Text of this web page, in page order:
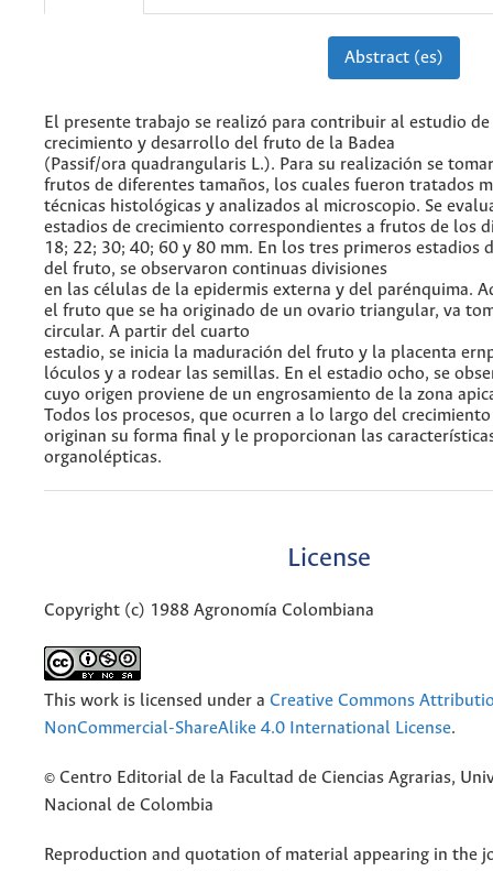
Abstract (es)
El presente trabajo se realizó para contribuir al estudio
crecimiento y desarrollo del fruto de la Badea
(Passif/ora quadrangularis L.). Para su realización se
frutos de diferentes tamaños, los cuales fueron tratados
técnicas histológicas y analizados al microscopio. Se
estadios de crecimiento correspondientes a frutos de los
18; 22; 30; 40; 60 y 80 mm. En los tres primeros estadios
del fruto, se observaron continuas divisiones
en las células de la epidermis externa y del parénquima.
el fruto que se ha originado de un ovario triangular, va
circular. A partir del cuarto
estadio, se inicia la maduración del fruto y la placenta
lóculos y a rodear las semillas. En el estadio ocho, se
cuyo origen proviene de un engrosamiento de la zona
Todos los procesos, que ocurren a lo largo del
originan su forma final y le proporcionan las
organolépticas.
License
Copyright (c) 1988 Agronomía Colombiana
This work is licensed under a Creative Commons
NonCommercial-ShareAlike 4.0 International License.
© Centro Editorial de la Facultad de Ciencias Agrarias,
Nacional de Colombia
Reproduction and quotation of material appearing in the